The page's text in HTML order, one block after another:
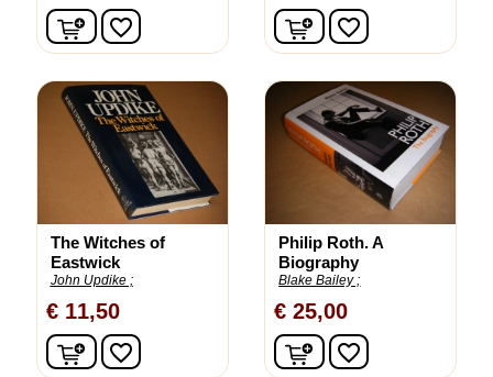
In winkelwagen
favorite_border In winkelwagen
favorite_border
The Witches of
Eastwick
John Updike ;
€ 11,50
In winkelwagen
favorite_border
Philip Roth. A
Biography
Blake Bailey ;
€ 25,00
In winkelwagen
favorite_border